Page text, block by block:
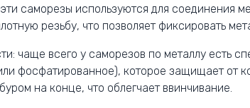
саморезы используются для соединения
резьбу, что позволяет фиксировать
чаще всего у саморезов по металлу есть
фосфатированное), которое защищает от
на конце, что облегчает ввинчивание.